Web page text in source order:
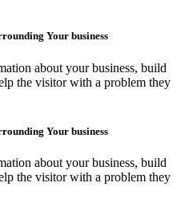
Your business
about your business, build
the visitor with a problem they
Your business
about your business, build
the visitor with a problem they